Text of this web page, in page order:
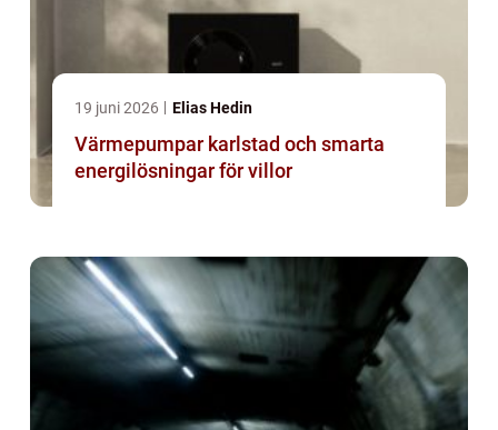
19 juni 2026 Elias Hedin
Värmepumpar karlstad och smarta
energilösningar för villor